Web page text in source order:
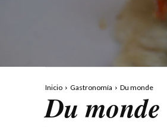
Inicio Gastronomía Du monde
Du monde